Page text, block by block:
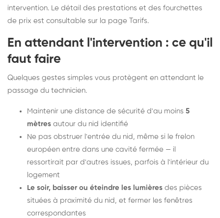
intervention. Le détail des prestations et des fourchettes
de prix est consultable sur la page Tarifs.
En attendant l'intervention : ce qu'il
faut faire
Quelques gestes simples vous protègent en attendant le
passage du technicien.
Maintenir une distance de sécurité d'au moins 5
mètres autour du nid identifié
Ne pas obstruer l'entrée du nid, même si le frelon
européen entre dans une cavité fermée — il
ressortirait par d'autres issues, parfois à l'intérieur du
logement
Le soir, baisser ou éteindre les lumières des pièces
situées à proximité du nid, et fermer les fenêtres
correspondantes